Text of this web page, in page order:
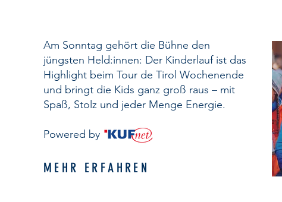
Am Sonntag gehört die Bühne den
jüngsten Held:innen: Der Kinderlauf ist das
Highlight beim Tour de Tirol Wochenende
und bringt die Kids ganz groß raus – mit
Spaß, Stolz und jeder Menge Energie.
Powered by
MEHR ERFAHREN